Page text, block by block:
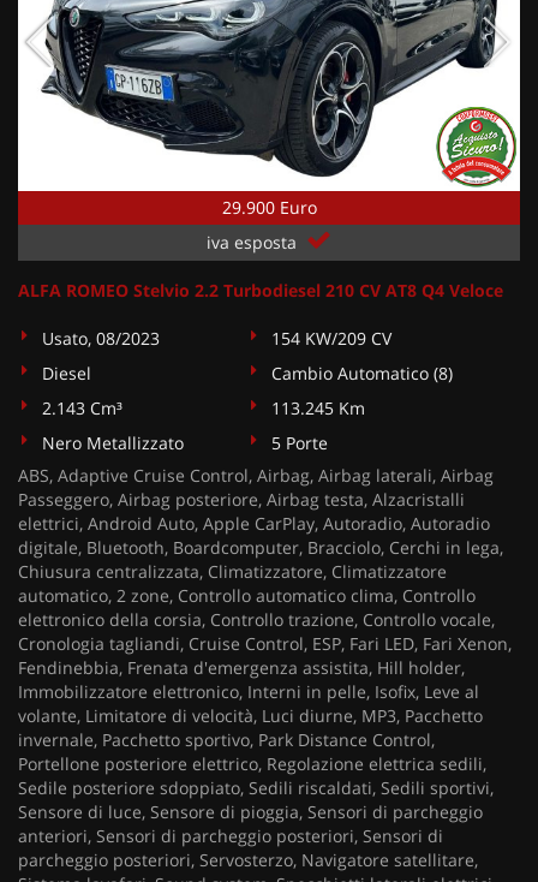
29.900 Euro
iva esposta
ALFA ROMEO Stelvio 2.2 Turbodiesel 210 CV AT8 Q4 Veloce
Usato, 08/2023
154 KW/209 CV
Diesel
Cambio Automatico (8)
2.143 Cm³
113.245 Km
Nero Metallizzato
5 Porte
ABS, Adaptive Cruise Control, Airbag, Airbag laterali, Airbag
Passeggero, Airbag posteriore, Airbag testa, Alzacristalli
elettrici, Android Auto, Apple CarPlay, Autoradio, Autoradio
digitale, Bluetooth, Boardcomputer, Bracciolo, Cerchi in lega,
Chiusura centralizzata, Climatizzatore, Climatizzatore
automatico, 2 zone, Controllo automatico clima, Controllo
elettronico della corsia, Controllo trazione, Controllo vocale,
Cronologia tagliandi, Cruise Control, ESP, Fari LED, Fari Xenon,
Fendinebbia, Frenata d'emergenza assistita, Hill holder,
Immobilizzatore elettronico, Interni in pelle, Isofix, Leve al
volante, Limitatore di velocità, Luci diurne, MP3, Pacchetto
invernale, Pacchetto sportivo, Park Distance Control,
Portellone posteriore elettrico, Regolazione elettrica sedili,
Sedile posteriore sdoppiato, Sedili riscaldati, Sedili sportivi,
Sensore di luce, Sensore di pioggia, Sensori di parcheggio
anteriori, Sensori di parcheggio posteriori, Sensori di
parcheggio posteriori, Servosterzo, Navigatore satellitare,